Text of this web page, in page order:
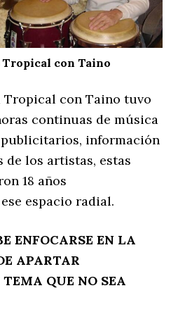
Tropical con Taino
Tropical con Taino tuvo
continuas de música
información
los artistas, estas
18 años
espacio radial.
ENFOCARSE EN LA
APARTAR
QUE NO SEA